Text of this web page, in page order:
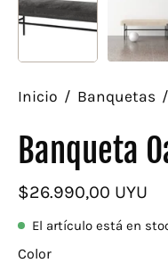
Inicio / Banquetas /
Banqueta
$26.990,00 UYU
El artículo está en
Color